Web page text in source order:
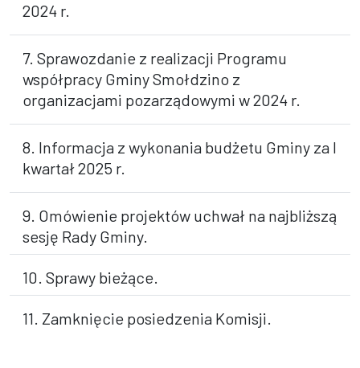
2024 r.
7. Sprawozdanie z realizacji Programu
współpracy Gminy Smołdzino z
organizacjami pozarządowymi w 2024 r.
8. Informacja z wykonania budżetu Gminy za I
kwartał 2025 r.
9. Omówienie projektów uchwał na najbliższą
sesję Rady Gminy.
10. Sprawy bieżące.
11. Zamknięcie posiedzenia Komisji.